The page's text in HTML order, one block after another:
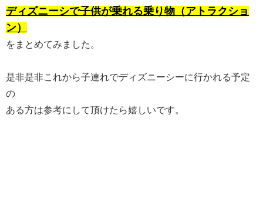
ディズニーシで子供が乗れる乗り物（アトラクショ
ン）
をまとめてみました。
是非是非これから子連れでディズニーシーに行かれる予定
の
ある方は参考にして頂けたら嬉しいです。